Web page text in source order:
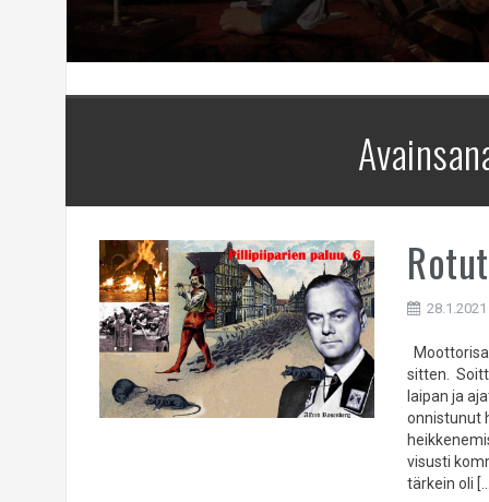
28.1.2021
sitten.
laipan ja
onnistunut
visusti
tärkein oli […]